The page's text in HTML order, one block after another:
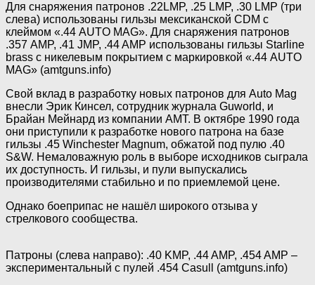
Для снаряжения патронов .22LMP, .25 LMP, .30 LMP (три
слева) использованы гильзы мексиканской CDM с
клеймом «.44 AUTO MAG». Для снаряжения патронов
.357 AMP, .41 JMP, .44 AMP использованы гильзы Starline
brass с никелевым покрытием с маркировкой «.44 AUTO
MAG» (amtguns.info)
Свой вклад в разработку новых патронов для Auto Mag
внесли Эрик Кинсел, сотрудник журнала Guworld, и
Брайан Мейнард из компании АМТ. В октябре 1990 года
они приступили к разработке нового патрона на базе
гильзы .45 Winchester Magnum, обжатой под пулю .40
S&W. Немаловажную роль в выборе исходников сыграла
их доступность. И гильзы, и пули выпускались
производителями стабильно и по приемлемой цене.
Однако боеприпас не нашёл широкого отзыва у
стрелкового сообщества.
Патроны (слева направо): .40 KMP, .44 AMP, .454 AMP –
экспериментальный с пулей .454 Casull (amtguns.info)